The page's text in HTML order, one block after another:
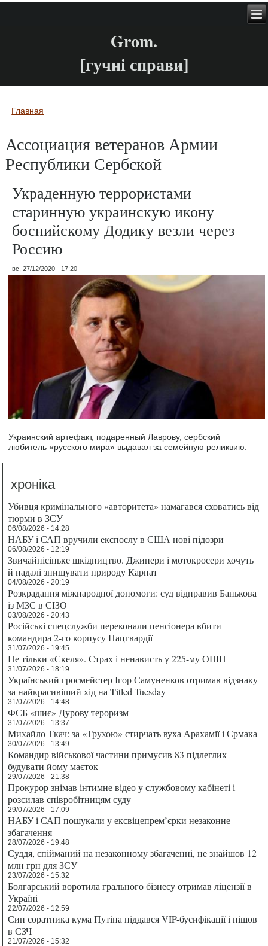
Grom.
[гучні справи]
Вы здесь
Главная
Ассоциация ветеранов Армии
Республики Сербской
Украденную террористами
старинную украинскую икону
боснийскому Додику везли через
Россию
вс, 27/12/2020 - 17:20
Украинский артефакт, подаренный Лаврову, сербский
любитель «русского мира» выдавал за семейную реликвию.
хроніка
Убивця кримінального «авторитета» намагався сховатись від
тюрми в ЗСУ
06/08/2026 - 14:28
НАБУ і САП вручили експослу в США нові підозри
06/08/2026 - 12:19
Звичайнісіньке шкідництво. Джипери і мотокросери хочуть
й надалі знищувати природу Карпат
04/08/2026 - 20:19
Розкрадання міжнародної допомоги: суд відправив Банькова
із МЗС в СІЗО
03/08/2026 - 20:43
Російські спецслужби переконали пенсіонера вбити
командира 2-го корпусу Нацгвардії
31/07/2026 - 19:45
Не тільки «Скеля». Страх і ненависть у 225-му ОШП
31/07/2026 - 18:19
Український гросмейстер Ігор Самуненков отримав відзнаку
за найкрасивіший хід на Titled Tuesday
31/07/2026 - 14:48
ФСБ «шиє» Дурову тероризм
31/07/2026 - 13:37
Михайло Ткач: за «Трухою» стирчать вуха Арахамії і Єрмака
30/07/2026 - 13:49
Командир військової частини примусив 83 підлеглих
будувати йому маєток
29/07/2026 - 21:38
Прокурор знімав інтимне відео у службовому кабінеті і
розсилав співробітницям суду
29/07/2026 - 17:09
НАБУ і САП пошукали у ексвіцепрем’єрки незаконне
збагачення
28/07/2026 - 19:48
Суддя, спійманий на незаконному збагаченні, не знайшов 12
млн грн для ЗСУ
23/07/2026 - 15:32
Болгарський воротила грального бізнесу отримав ліцензії в
Україні
22/07/2026 - 12:59
Син соратника кума Путіна піддався VIP-бусифікації і пішов
в СЗЧ
21/07/2026 - 15:32